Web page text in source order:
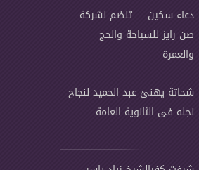
دعاء سكين ... تنضم لشركة
صن رايز للسياحة والحج
والعمرة
شحاتة يهنئ عبد الحميد لنجاح
نجله فى الثانوية العامة